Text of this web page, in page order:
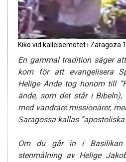
Kiko vid kallelsemötet i Zaragoza
En gammal tradition säger
kom för att evangelisera
Helige Ande tog honom till
ände, som det står i
med vandrare missionärer,
Saragossa kallas ”apostoliska
Om du går in i
stenmålning av Helige